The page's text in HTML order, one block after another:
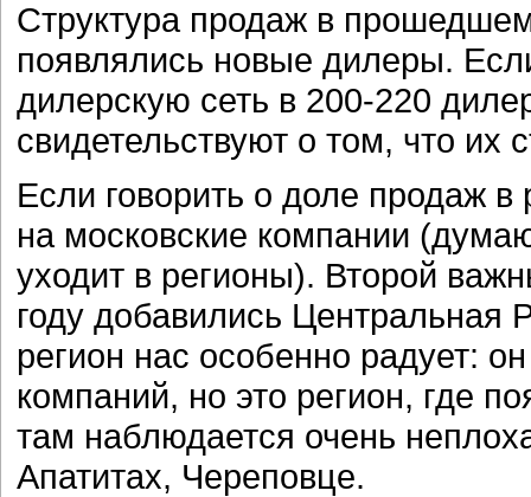
Структура продаж в
появлялись новые дилеры.
дилерскую сеть в 200-220
свидетельствуют о том, что их
Если говорить о доле продаж
на московские компании
уходит в регионы). Второй
году добавились
регион нас особенно радует:
компаний, но это регион, где
там наблюдается очень
Апатитах, Череповце.